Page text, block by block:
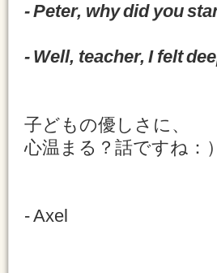
- Peter, why did you
- Well, teacher, I felt
子どもの優しさに、
心温まる？話ですね：）
- Axel